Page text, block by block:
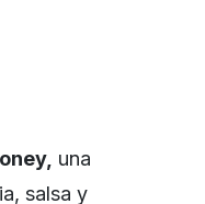
una
salsa y